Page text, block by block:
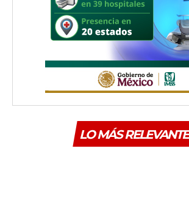
LO MÁS RELEVANTE